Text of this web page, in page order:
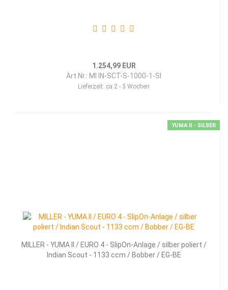
1.254,99 EUR
Art.Nr.: MI IN-SCT-S-1000-1-SI
Lieferzeit: ca 2 - 3 Wochen
YUMA II - SILBER
MILLER - YUMA II / EURO 4 - SlipOn-Anlage / silber poliert /
Indian Scout - 1133 ccm / Bobber / EG-BE